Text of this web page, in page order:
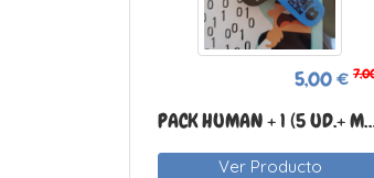
5,00 €
PACK HUMAN +
Ver Producto